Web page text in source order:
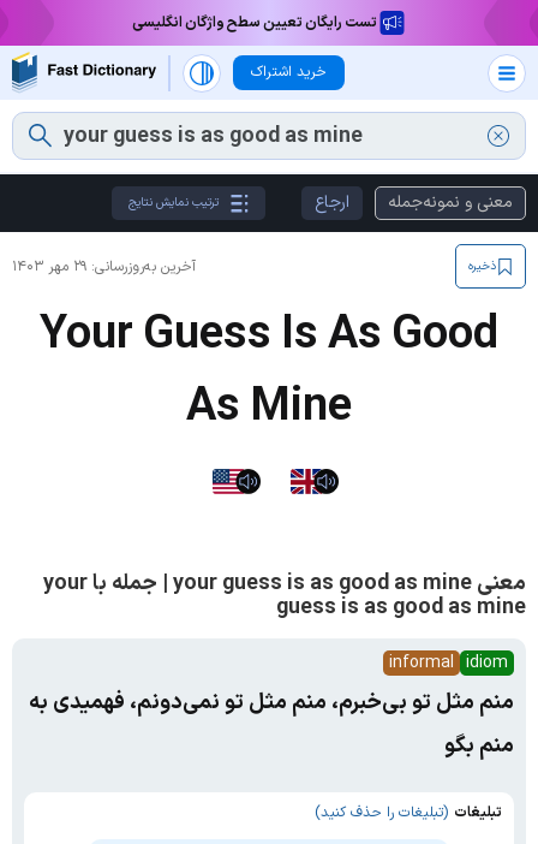
تست رایگان تعیین سطح واژگان انگلیسی
خرید اشتراک
معنی و نمونه‌جمله ارجاع ترتیب نمایش نتایج
آخرین به‌روزرسانی: ۲۹ مهر ۱۴۰۳ ذخیره
Your Guess Is As Good
As Mine
معنی your guess is as good as mine | جمله با your
guess is as good as mine
idiom
informal
منم مثل تو بی‌خبرم، منم مثل تو نمی‌دونم، فهمیدی به
منم بگو
تبلیغات (تبلیغات را حذف کنید)